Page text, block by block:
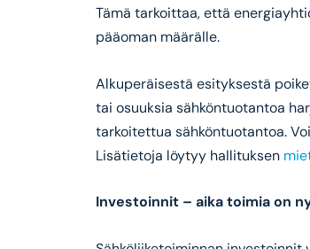
Tämä tarkoittaa, että
pääoman määrälle.
Alkuperäisestä esityksestä
tai osuuksia sähköntuotantoa
tarkoitettua sähköntuotantoa.
Lisätietoja löytyy hallituksen
Investoinnit – aika toimia on